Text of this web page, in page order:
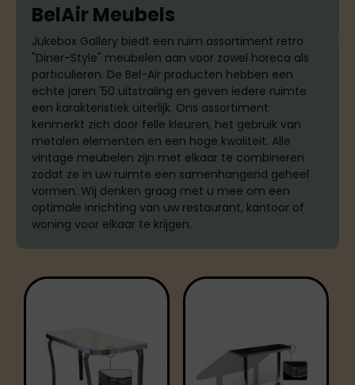
BelAir Meubels
Jukebox Gallery biedt een ruim assortiment retro
"Diner-Style" meubelen aan voor zowel horeca als
particulieren. De Bel-Air producten hebben een
echte jaren '50 uitstraling en geven iedere ruimte
een karakteristiek uiterlijk. Ons assortiment
kenmerkt zich door felle kleuren, het gebruik van
metalen elementen en een hoge kwaliteit. Alle
vintage meubelen zijn met elkaar te combineren
zodat ze in uw ruimte een samenhangend geheel
vormen. Wij denken graag met u mee om een
optimale inrichting van uw restaurant, kantoor of
woning voor elkaar te krijgen.